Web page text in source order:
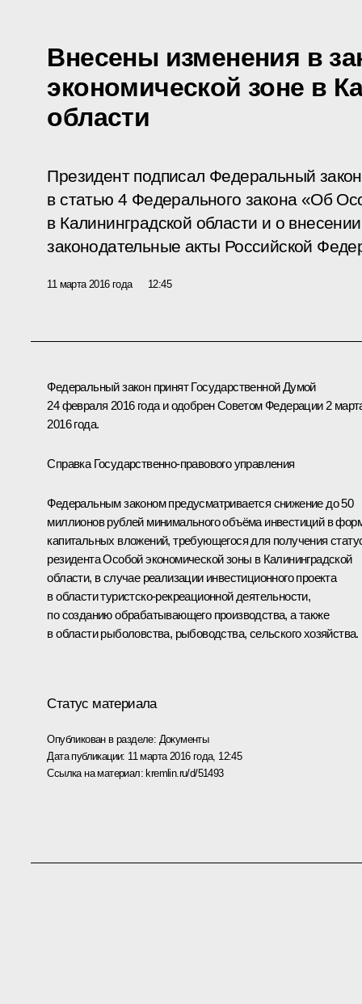
Внесены изменения в
экономической зоне в
области
Президент подписал Федеральный
в статью 4 Федерального закона «Об
в Калининградской области и о
законодательные акты Российской
11 марта 2016 года 12:45
Федеральный закон принят Государственной Думой
24 февраля 2016 года и одобрен Советом Федерации 2
2016 года.
Справка Государственно-правового управления
Федеральным законом предусматривается снижение до 50
миллионов рублей минимального объёма инвестиций в
капитальных вложений, требующегося для получения
резидента Особой экономической зоны в Калининградской
области, в случае реализации инвестиционного проекта
в области туристско-рекреационной деятельности,
по созданию обрабатывающего производства, а также
в области рыболовства, рыбоводства, сельского хозяйства.
Статус материала
Опубликован в разделе: Документы
Дата публикации: 11 марта 2016 года, 12:45
Ссылка на материал: kremlin.ru/d/51493